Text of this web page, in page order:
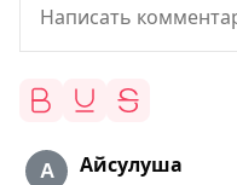
Айсулуша